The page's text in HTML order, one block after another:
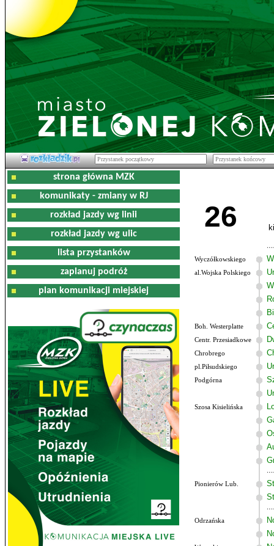
strona główna MZK
komunikaty - zmiany w RJ
rozkład jazdy wg linii
rozkład jazdy wg ulic
lista przystanków
zaplanuj podróż
plan komunikacji miejskiej
26
Wyczółkowskiego
al.Wojska Polskiego
Boh. Westerplatte
Centr. Przesiadkowe
Chrobrego
pl.Piłsudskiego
Podgórna
Szosa Kisielińska
Pionierów Lub.
Odrzańska